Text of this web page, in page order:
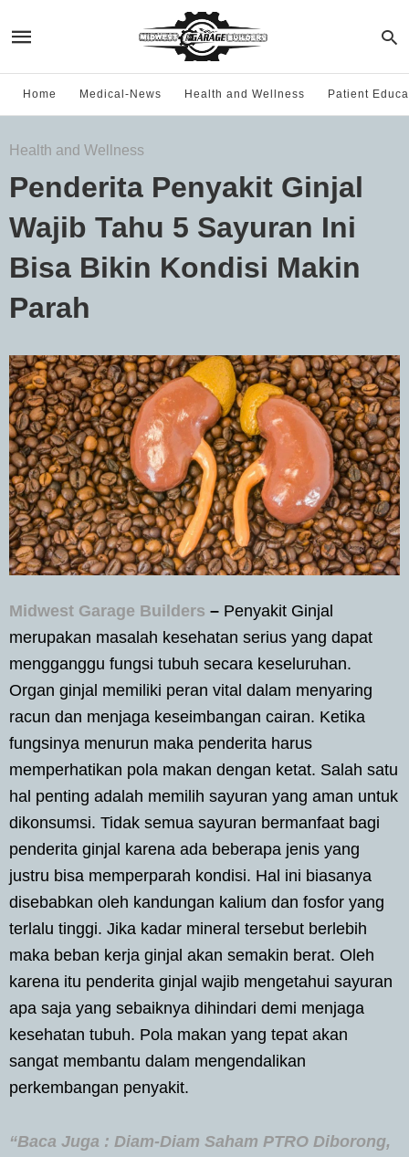
Home Medical-News Health and Wellness Patient
Health and Wellness
Penderita Penyakit Ginjal
Wajib Tahu 5 Sayuran Ini
Bisa Bikin Kondisi Makin
Parah
Midwest Garage Builders – Penyakit Ginjal
merupakan masalah kesehatan serius yang dapat
mengganggu fungsi tubuh secara keseluruhan.
Organ ginjal memiliki peran vital dalam menyaring
racun dan menjaga keseimbangan cairan. Ketika
fungsinya menurun maka penderita harus
memperhatikan pola makan dengan ketat. Salah satu
hal penting adalah memilih sayuran yang aman untuk
dikonsumsi. Tidak semua sayuran bermanfaat bagi
penderita ginjal karena ada beberapa jenis yang
justru bisa memperparah kondisi. Hal ini biasanya
disebabkan oleh kandungan kalium dan fosfor yang
terlalu tinggi. Jika kadar mineral tersebut berlebih
maka beban kerja ginjal akan semakin berat. Oleh
karena itu penderita ginjal wajib mengetahui sayuran
apa saja yang sebaiknya dihindari demi menjaga
kesehatan tubuh. Pola makan yang tepat akan
sangat membantu dalam mengendalikan
perkembangan penyakit.
“Baca Juga : Diam-Diam Saham PTRO Diborong,